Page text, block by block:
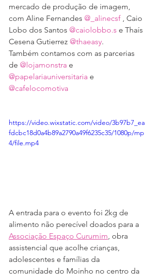
mercado de produção de imagem,
com Aline Fernandes @_alinecsf , Caio
Lobo dos Santos @caiolobbo.s e Thaís
Cesena Gutierrez @thaeasy.
Também contamos com as parcerias
de @lojamonstra e
@papelariauniversitaria e
@cafelocomotiva
https://video.wixstatic.com/video/3b97b7_ea
fdcbc18d0a4b89a2790a49f6235c35/1080p/mp
4/file.mp4
A entrada para o evento foi 2kg de
alimento não perecível doados para a
Associação Espaço Curumim , obra
assistencial que acolhe crianças,
adolescentes e famílias da
comunidade do Moinho no centro da